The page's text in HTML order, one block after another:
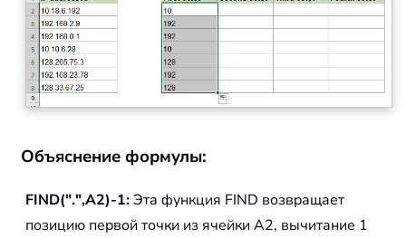
Объяснение формулы:
FIND(".",A2)-1:Эта функция FIND возвращает
позицию первой точки из ячейки A2, вычитание 1